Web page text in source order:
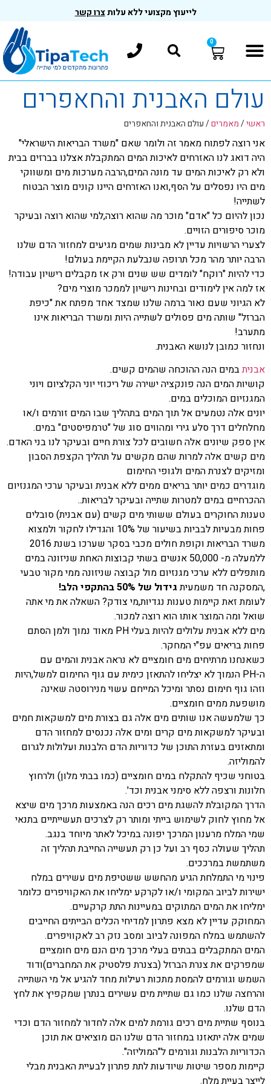
לייעוץ מקצועי ללא עלותצרו קשר
0
עולם האבנית והחאפרים
ראשי/מאמרים/עולם האבנית והחאפרים
אני רוצה לפתוח מאמר זה ולומר שאם "משרד הבריאות הישראלי"
היה דואג לנו האזרחים לאיכות המים המתקבלת אצלנו בברזים בבית
ולא רק לאיכות המים עד מונה המים,הרבה מערכות מים ומשווקי
מים היו נפסלים על הסף,ואנו האזרחים היינו קונים מוצר הבטוח
לשתייה!
נכון להיום כל "אדם" מוכר מה שהוא רוצה,למי שהוא רוצה ובעיקר
מוכר סיפורים הזויים.
לצערי הרשויות עדיין לא מבינות שמים מגיעים למחזור הדם שלנו
הרבה יותר מהר מכל תרופה שנבלעת הקיימת בעולם!
כדי להיות "רוקח" לומדים שש שנים ורק אז מקבלים רישיון עבודה!
אז למה אין לימודים ובחינות רישיון לממכר מוצרי מים?
לא הגיוני שעם נאור ברמה שלנו שמצד אחד מפתח את "כיפת
הברזל" שותה מים פסולים לשתייה היות ומשרד הבריאות אינו
מתערב!
ונחזור כמובן לנושא האבנית.
אבניתבמים הנה ההוכחה שהמים קשים.
קושיות המים הנה פונקציה ישירה של ריכוזי יוני הקלציום ויוני
המגנזיום המוכלים במים.
יונים אלה נטמעים אל תוך המים בתהליך שבו המים זורמים ו/או
מחלחלים דרך סלע גירי ומהווים סוג של "טרמפיסטים" במים.
אין ספק שיונים אלה חשובים לכל צורת חיים ובעיקר לנו בני האדם.
מים קשים אלה למרות שהם מקשים על תהליך הקצפת הסבון
ומזיקים לצנרת המים ולגופי החימום
מוגדרים כמים יותר בריאים ממים ללא אבנית ובעיקר ערכי המגנזיום
ההכרחיים במים למטרות שתייה ובעיקר לבריאות..
טענות החוקרים בעולם ששותי מים קשים (עם אבנית) סובלים
פחות מבעיות לבביות בשיעור של 10% והגדילו לחקור ולמצוא
משרד הבריאות וקופת חולים מכבי בסקר שערכו בשנת 2016
ללמעלה מ- 50,000 אנשים בשתי קבוצות האחת שניזונה במים
מותפלים ללא ערכי מגנזיום מול קבוצה שניזונה ממי מקור טבעי
,המסקנה חד משמעיתגידול של 50% בהתקפי הלב!
לעומת זאת קיימות טענות נגדיות,מי צודק? השאלה את מי אתה
שואל ומה המוצר אותו הוא רוצה למכור.
מים ללא אבנית עלולים להיות בעליPH מאוד נמוך ולמן הסתם
פחות בריאים עפ"י המחקר.
כשאנחנו מרתיחים מים חומציים לא נראה אבנית והמים עם
ה-PH הנמוך לא יצליחו להתאזן כימית עם גוף החימום למשל,היות
וזהו גוף חימום נסתר ומיכל המייחם עשוי מנירוסטה שאינה
מושפעת ממים חומציים.
כך שלמעשה אנו שותים מים אלה גם בצורת מים למשקאות חמים
ובעיקר למשקאות מים קרים ומים אלה נכנסים למחזור הדם
ומתאזנים בעזרת התוכן של כדוריות הדם הלבנות ועלולות לגרום
להמוליזה.
בטוחני שכיף להתקלח במים חומציים (כמו בבתי מלון) ולרחוץ
חלונות ורצפה ללא סימני אבנית וכד'.
הדרך המקובלת להשגת מים רכים הנה באמצעות מרכך מים שיצא
אל מחוץ לחוק לשימוש בייתי ומותר רק לצרכים תעשייתיים בתנאי
שמי המלח מרענון המרכך יפונה במיכל לאתר מיוחד בנגב.
תהליך שעולה כסף רב ועל כן רק תעשייה החייבת תהליך זה
משתמשת במרככים.
פינוי מי התמלחת הגיע מהחשש ששטיפת מים עשירים במלח
ישירות לביוב המקומי ו/או לקרקע ימליחו את האקוויפרים כלומר
ימליחו את המים המתוקים במעיינות התת קרקעיים.
המחוקק עדיין לא מצא פתרון למדיחי הכלים הבייתים החייבים
להשתמש במלח המפונה לביוב ומסב נזק רב לאקוויפרים.
המים המתקבלים בבתים בעלי מרכך מים הנם מים חומציים
שמפרקים את צנרת הברזל (בצנרת פלסטיק את המחברים)ודוד
השמש וגורמים להמסת מתכות רעילות מחד להגיע אל מי השתייה
והרחצה שלנו כמו גם שתיית מים עשירים בנתרן שמקפיץ את לחץ
הדם שלנו.
בנוסף שתיית מים רכים גורמת למים אלה לחדור למחזור הדם וכדי
שמים אלה יתאזנו במחזור הדם שלנו הם מוציאים את תוכן
הכדוריות הלבנות וגורמים ל"המוליזה".
קיימות מספר שיטות שיודעות לתת פתרון לבעיית האבנית מבלי
לייצר בעיית מלח.